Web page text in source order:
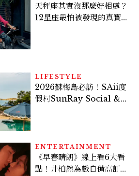
天秤座其實沒那麼好相處？
12星座最怕被發現的真實面
LIFESTYLE
2026蘇梅島必訪！SAii度
假村SunRay Social &
ENTERTAINMENT
《早春晴朗》線上看6大看
點！井柏然為戲自備高訂，